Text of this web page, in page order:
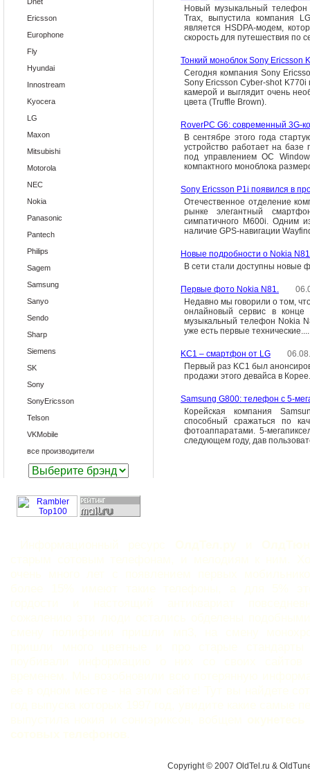
Ericsson
Europhone
Fly
Hyundai
Innostream
Kyocera
LG
Maxon
Mitsubishi
Motorola
NEC
Nokia
Panasonic
Pantech
Philips
Sagem
Samsung
Sanyo
Sendo
Sharp
Siemens
SK
Sony
SonyEricsson
Telson
VKMobile
все производители
Новый музыкальный телефон
Trax, выпустила компания
является HSDPA-модем,
скорость для путешествия по
Тонкий моноблок Sony Ericsson
Сегодня компания Sony
Sony Ericsson Cyber-shot
камерой и выглядит очень
цвета (Truffle Brown).
RoverPC G6: современный 3G-
В сентябре этого года
устройство работает на
под управлением ОС
компактного моноблока
Sony Ericsson P1i появился в
Отечественное отделение
рынке элегантный
симпатичного M600i. Одним
наличие GPS-навигации
Новые подробности о Nokia N81
В сети стали доступны новые
Первые фото Nokia N81.
Недавно мы говорили о том,
онлайновый сервис в
музыкальный телефон Nokia
уже есть первые
KC1 – смартфон от LG
Первый раз KC1 был
продажи этого девайса в Корее.
Samsung G800: телефон с 5-
Корейская компания
способный сражаться по
фотоаппаратами. 5-
следующем году, дав
Copyright © 2007 OldTel.ru &